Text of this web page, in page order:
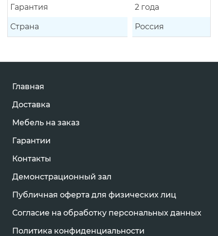
Гарантия 2 года
Страна Россия
Главная
Доставка
Мебель на заказ
Гарантии
Контакты
Демонстрационный зал
Публичная оферта для физических лиц
Согласие на обработку персональных данных
Политика конфиденциальности